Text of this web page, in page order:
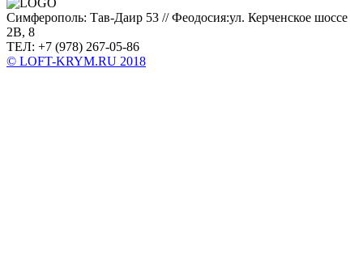
Симферополь: Тав-Даир 53 // Феодосия:ул. Керченское шоссе
2В, 8
ТЕЛ: +7 (978) 267-05-86
© LOFT-KRYM.RU 2018